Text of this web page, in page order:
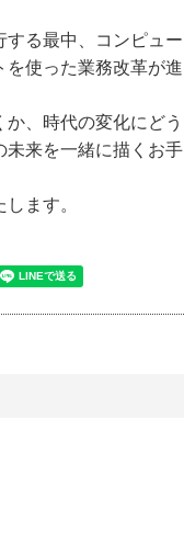
する最中、コンピュー
を使った業務改革が進
、時代の変化にどう
未来を一緒に描くお手
ます。